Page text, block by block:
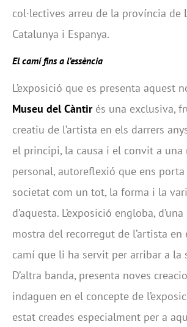
col·lectives arreu de la província de
Catalunya i Espanya.
El camí fins a l’essència
L’exposició que es presenta aquest
Museu del Càntirés una exclusiva,
creatiu de l’artista en els darrers
el principi, la causa i el convit a una
personal, autoreflexió que ens
societat com un tot, la forma i la
d’aquesta. L’exposició engloba,
mostra del recorregut de l’artista en
camí que li ha servit per arribar a la
D’altra banda, presenta noves
indaguen en el concepte de
estat creades especialment per a